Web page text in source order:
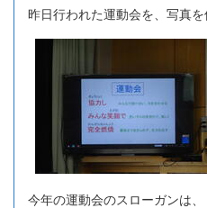
昨日行われた運動会を、写真を
今年の運動会のスローガンは、